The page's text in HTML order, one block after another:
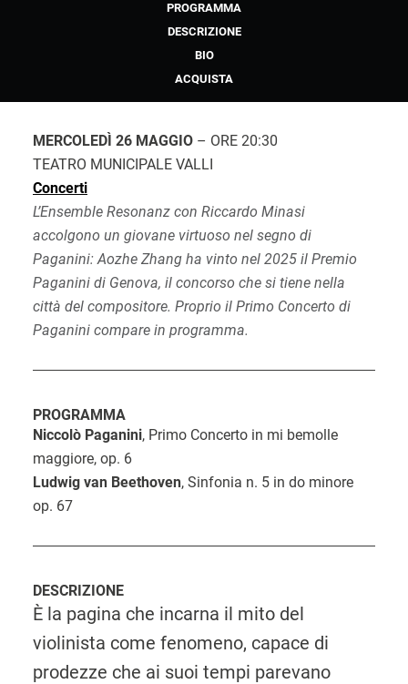
PROGRAMMA
DESCRIZIONE
BIO
ACQUISTA
MERCOLEDÌ 26 MAGGIO – ORE 20:30
TEATRO MUNICIPALE VALLI
Concerti
L’Ensemble Resonanz con Riccardo Minasi
accolgono un giovane virtuoso nel segno di
Paganini: Aozhe Zhang ha vinto nel 2025 il Premio
Paganini di Genova, il concorso che si tiene nella
città del compositore. Proprio il Primo Concerto di
Paganini compare in programma.
PROGRAMMA
Niccolò Paganini, Primo Concerto in mi bemolle
maggiore, op. 6
Ludwig van Beethoven, Sinfonia n. 5 in do minore
op. 67
DESCRIZIONE
È la pagina che incarna il mito del
violinista come fenomeno, capace di
prodezze che ai suoi tempi parevano